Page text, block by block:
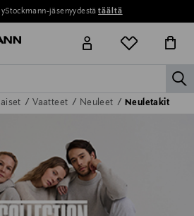
jäsenyydestätäältä
MIEHET LAPSET KOTI
Vaatteet Neuleet Neuletakit